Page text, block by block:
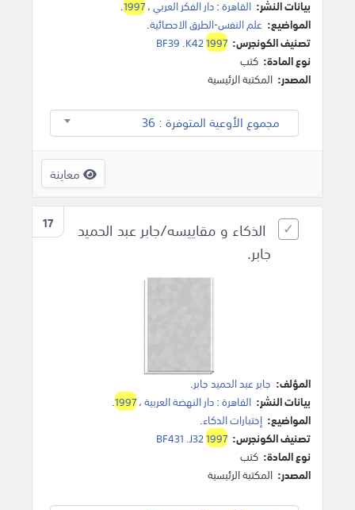
بيانات النشر: القاهرة:دار الفكر العربي،1997
.
المواضيع: علم النفس-الطرق الاحصائية.
تصنيف الكونجرس:
BF39 .K421997
نوع المادة: كتب
المصدر: المكتبة الرئيسية
مجموع الأوعية المتوفرة : 36
معاينة
17
الذكاء و مقاييسه/جابر عبد الحميد
جابر.
المؤلف: جابر عبد الحميد جابر.
بيانات النشر: القاهرة:دار النهضة العربية،1997
.
المواضيع: إختبارات الذكاء.
تصنيف الكونجرس:
BF431 .J321997
نوع المادة: كتب
المصدر: المكتبة الرئيسية